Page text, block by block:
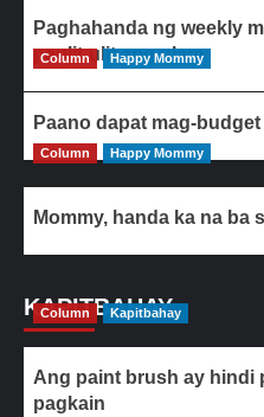
Paghahanda ng weekly
paulit-ulit ang ulam
Column Happy Mommy
Paano dapat mag-
Column Happy Mommy
Mommy, handa ka na ba
KAPITBAHAY
Column Kapitbahay
Ang paint brush ay hindi
pagkain